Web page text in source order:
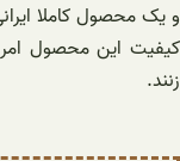
و یک محصول کاملا
کیفیت این محصول
زنند.